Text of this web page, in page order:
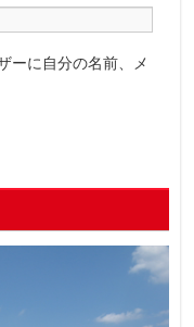
ーに自分の名前、メ